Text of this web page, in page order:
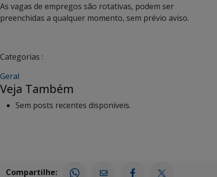
As vagas de empregos são rotativas, podem ser
preenchidas a qualquer momento, sem prévio aviso.
Categorias :
Geral
Veja Também
Sem posts recentes disponíveis.
Compartilhe: